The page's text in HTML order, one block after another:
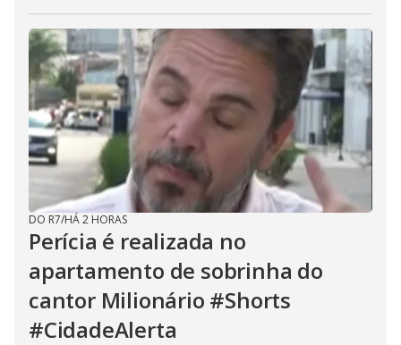
DO R7/HÁ 2 HORAS
Perícia é realizada no
apartamento de sobrinha do
cantor Milionário #Shorts
#CidadeAlerta